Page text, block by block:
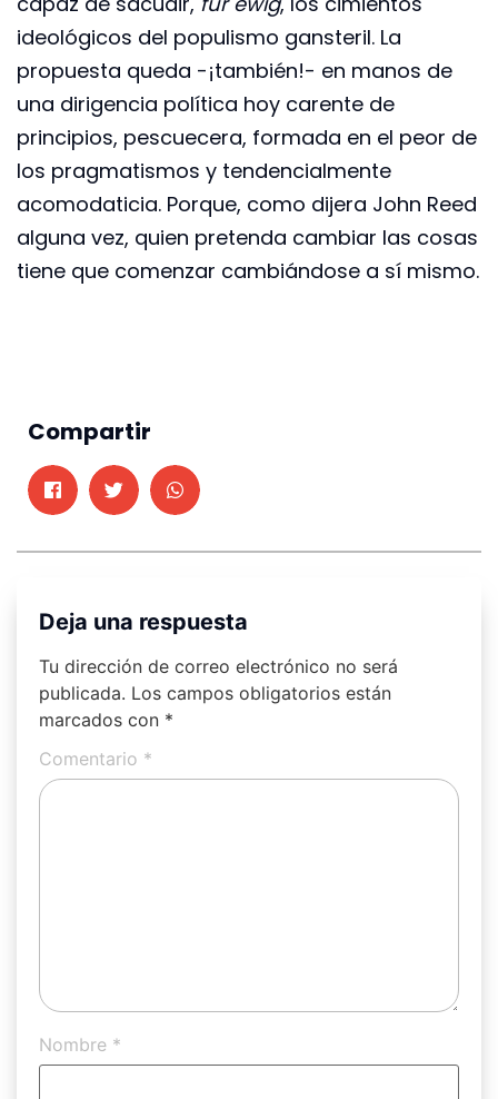
ideológicos del populismo gansteril. La
propuesta queda -¡también!- en manos de
una dirigencia política hoy carente de
principios, pescuecera, formada en el peor de
los pragmatismos y tendencialmente
acomodaticia. Porque, como dijera John Reed
alguna vez, quien pretenda cambiar las cosas
tiene que comenzar cambiándose a sí mismo.
Compartir
Deja una respuesta
Tu dirección de correo electrónico no será
publicada. Los campos obligatorios están
marcados con *
Comentario *
Nombre *